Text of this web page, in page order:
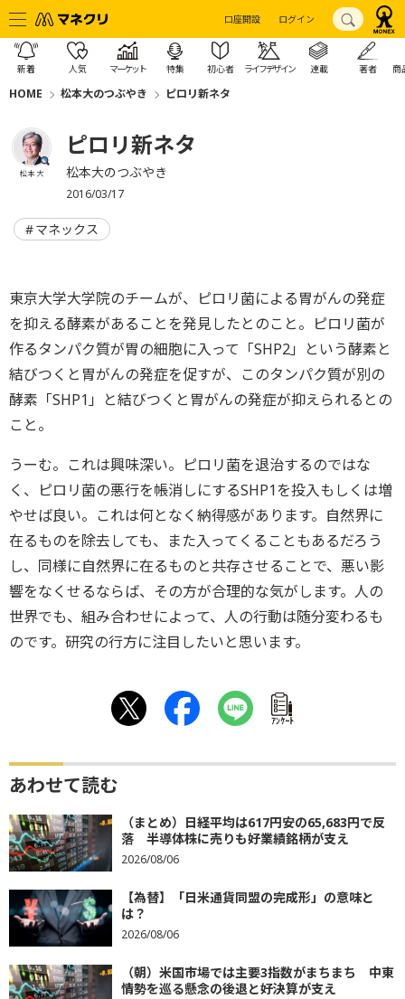
口座開設 ログイン
新着 人気 マーケット 特集 初心者 ライフデザイン 連載 著者 商
HOME 松本大のつぶやき ピロリ新ネタ
松本 大
ピロリ新ネタ
松本大のつぶやき
2016/03/17
マネックス
東京大学大学院のチームが、ピロリ菌による胃がんの発症
を抑える酵素があることを発見したとのこと。ピロリ菌が
作るタンパク質が胃の細胞に入って「SHP2」という酵素と
結びつくと胃がんの発症を促すが、このタンパク質が別の
酵素「SHP1」と結びつくと胃がんの発症が抑えられるとの
こと。
うーむ。これは興味深い。ピロリ菌を退治するのではな
く、ピロリ菌の悪行を帳消しにするSHP1を投入もしくは増
やせば良い。これは何となく納得感があります。自然界に
在るものを除去しても、また入ってくることもあるだろう
し、同様に自然界に在るものと共存させることで、悪い影
響をなくせるならば、その方が合理的な気がします。人の
世界でも、組み合わせによって、人の行動は随分変わるも
のです。研究の行方に注目したいと思います。
ｱﾝｹｰﾄ
あわせて読む
（まとめ）日経平均は617円安の65,683円で反
落 半導体株に売りも好業績銘柄が支え
2026/08/06
【為替】「日米通貨同盟の完成形」の意味と
は？
2026/08/06
（朝）米国市場では主要3指数がまちまち 中東
情勢を巡る懸念の後退と好決算が支え